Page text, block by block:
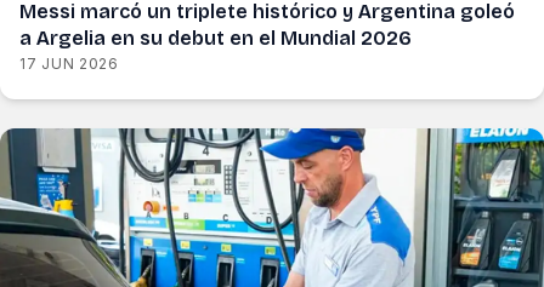
Messi marcó un triplete histórico y Argentina goleó
a Argelia en su debut en el Mundial 2026
17 JUN 2026